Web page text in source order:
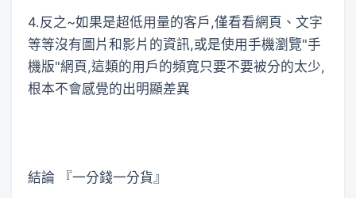
4.反之~如果是超低用量的客戶,僅看看網頁、文字
等等沒有圖片和影片的資訊,或是使用手機瀏覽"手
機版"網頁,這類的用戶的頻寬只要不要被分的太少,
根本不會感覺的出明顯差異
結論 『一分錢一分貨』